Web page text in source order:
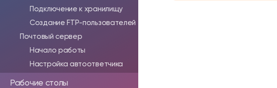
Подключение к хранилищу
Создание FTP-пользователей
Почтовый сервер
Начало работы
Настройка автоответчика
Рабочие столы